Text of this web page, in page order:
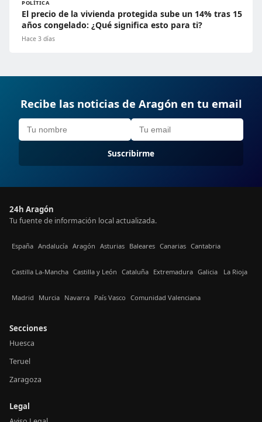
POLÍTICA
El precio de la vivienda protegida sube un 14% tras 15
años congelado: ¿Qué significa esto para ti?
Hace 3 días
Recibe las noticias de Aragón en tu email
Suscribirme
24h Aragón
Tu fuente de información local actualizada.
España Andalucía Aragón Asturias Baleares Canarias Cantabria
Castilla La-Mancha Castilla y León Cataluña Extremadura Galicia La Rioja
Madrid Murcia Navarra País Vasco Comunidad Valenciana
Secciones
Huesca
Teruel
Zaragoza
Legal